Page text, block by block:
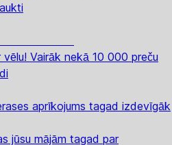
Vairāk nekā 10 000 preču
aprīkojums tagad izdevīgāk
jūsu mājām tagad par